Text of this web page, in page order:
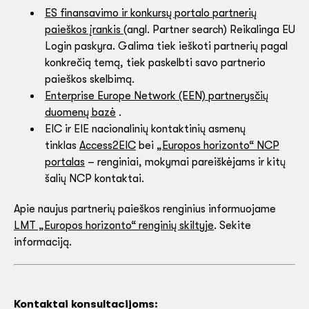
ES finansavimo ir konkursų portalo partnerių
paieškos įrankis (angl. Partner search) Reikalinga EU
Login paskyra. Galima tiek ieškoti partnerių pagal
konkrečią temą, tiek paskelbti savo partnerio
paieškos skelbimą.
Enterprise Europe Network (EEN) partnerysčių
duomenų bazė .
EIC ir EIE nacionalinių kontaktinių asmenų
tinklas Access2EIC bei „Europos horizonto“ NCP
portalas – renginiai, mokymai pareiškėjams ir kitų
šalių NCP kontaktai.
Apie naujus partnerių paieškos renginius informuojame
LMT „Europos horizonto“ renginių skiltyje. Sekite
informaciją.
Kontaktai konsultacijoms: